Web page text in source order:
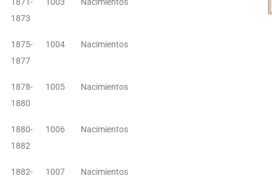
1871-
1873
1003 Nacimientos
1875-
1877
1004 Nacimientos
1878-
1880
1005 Nacimientos
1880-
1882
1006 Nacimientos
1882-
1007 Nacimientos